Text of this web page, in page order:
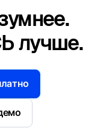
лучше.